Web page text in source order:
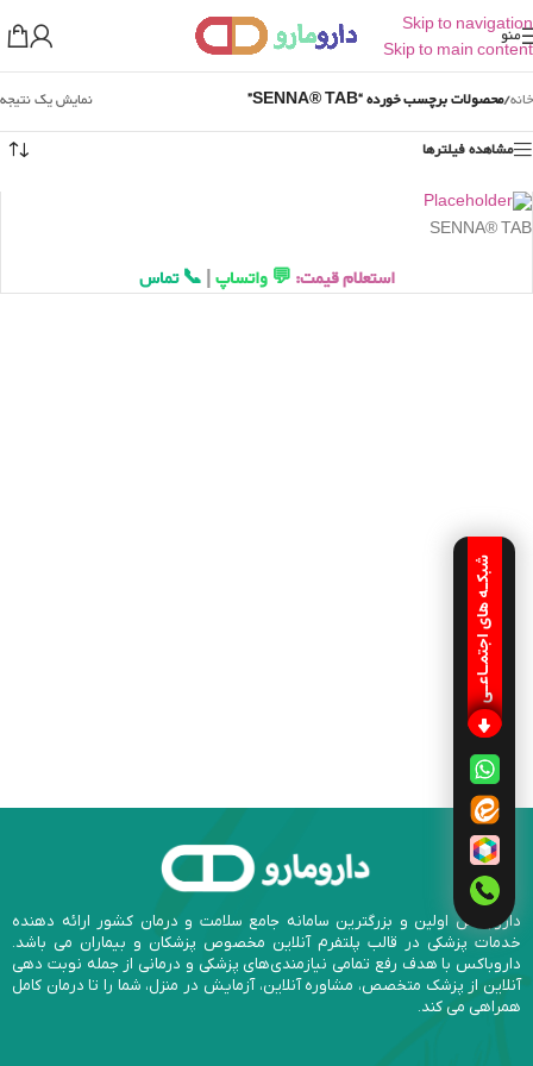
Skip to navigation
Skip to main content
منو
خانه/محصولات برچسب خورده “SENNA® TAB”
نمایش یک نتیجه
مشاهده فیلترها
SENNA® TAB
استعلام قیمت:💬 واتساپ|📞 تماس
داروباکس اولین و بزرگترین سامانه جامع سلامت و درمان کشور ارائه دهنده
خدمات پزشکی در قالب پلتفرم آنلاین مخصوص پزشکان و بیماران می باشد.
داروباکس با هدف رفع تمامی نیازمندی‌های پزشکی و درمانی از جمله نوبت دهی
آنلاین از پزشک متخصص، مشاوره آنلاین، آزمایش در منزل، شما را تا درمان کامل
همراهی می کند.
شبکـه های اجتمـاعـی